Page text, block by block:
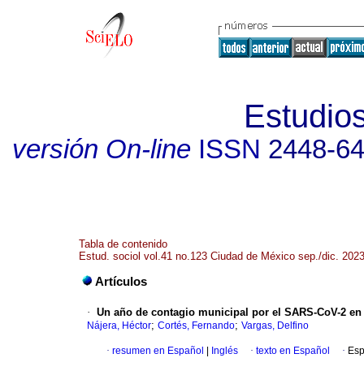
versión On-lineISSN 2448-
Tabla de contenido
Estud. sociol vol.41 no.123 Ciudad de México sep./dic. 2023
Artículos
· Un año de contagio municipal por el SARS-CoV-2
Nájera, Héctor; Cortés, Fernando; Vargas, Delfino
· resumen en Español Inglés · texto en Español ·